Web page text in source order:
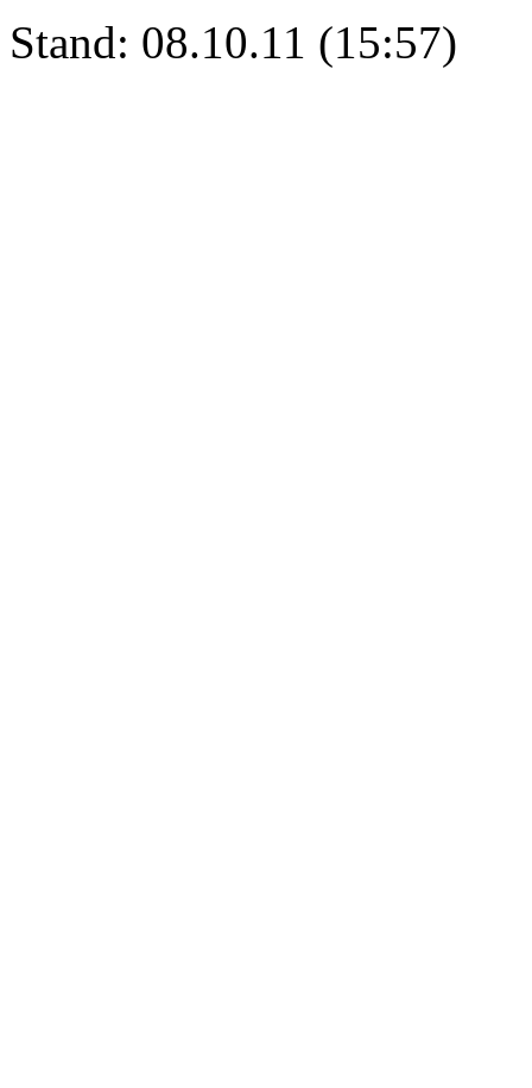
Stand: 08.10.11 (15:57)